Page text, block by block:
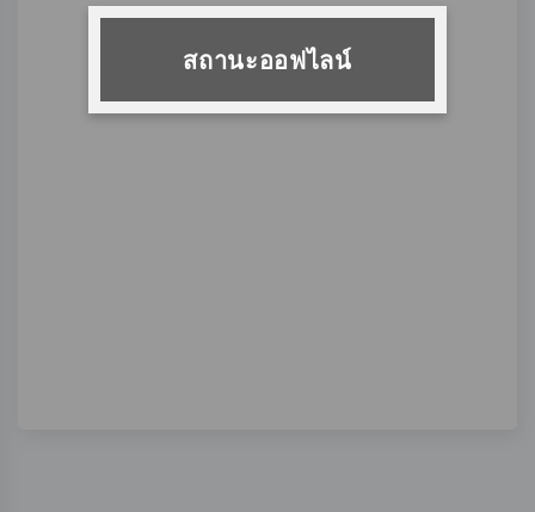
สถานะออฟไลน์